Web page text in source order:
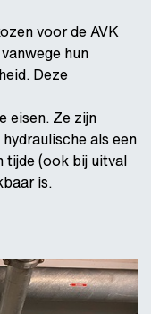
voor de AVK
hun
Deze
eisen. Ze zijn
als een
tijde (ook bij uitval
is.